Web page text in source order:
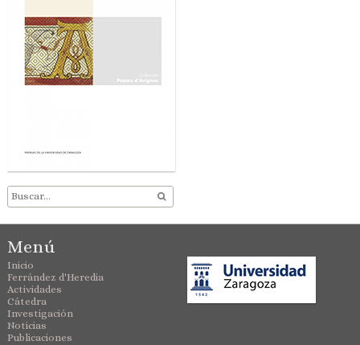
Menú
Inicio
Ferrández d'Heredia
Actividades
Cátedra
Investigación
Noticias
Publicaciones